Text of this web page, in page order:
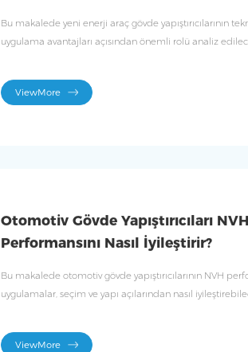
Bu makalede yeni enerji araç gövde yapıştırıcılarının
uygulama avantajları açısından önemli rolü analiz
ViewMore
Otomotiv Gövde Yapıştırıcıları NVH
Performansını Nasıl İyileştirir?
Bu makalede otomotiv gövde yapıştırıcılarının NVH
uygulamalar, seçim ve yapı açılarından nasıl
ViewMore